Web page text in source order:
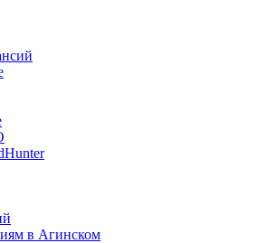
в Агинском